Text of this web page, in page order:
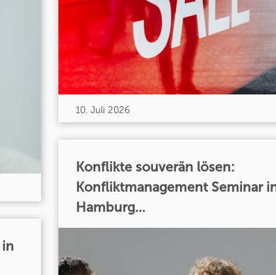
10. Juli 2026
Konflikte souverän lösen:
Konfliktmanagement Seminar
Hamburg...